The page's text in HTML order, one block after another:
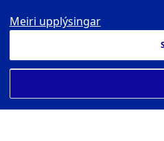
Meiri upplýsingar